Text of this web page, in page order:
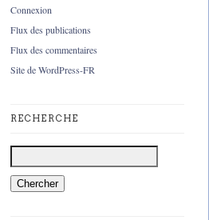
Connexion
Flux des publications
Flux des commentaires
Site de WordPress-FR
RECHERCHE